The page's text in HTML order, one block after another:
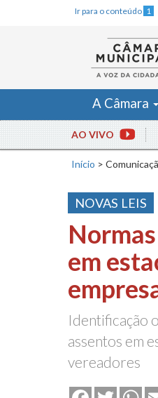
Ir para o conteúdo 1
A Câmara
AO VIVO
Início >
NOVAS LEIS
em
Identificação
assentos em
vereadores